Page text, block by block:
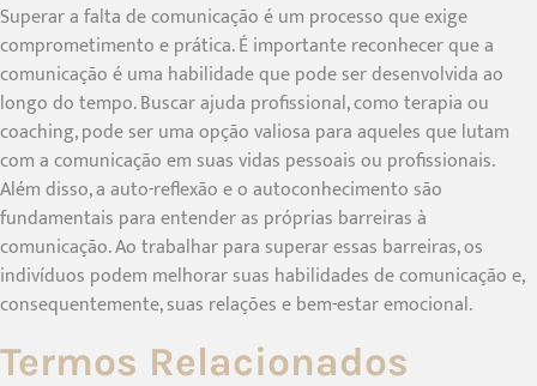
Superar a falta de comunicação é um processo que exige
comprometimento e prática. É importante reconhecer que a
comunicação é uma habilidade que pode ser desenvolvida ao
longo do tempo. Buscar ajuda profissional, como terapia ou
coaching, pode ser uma opção valiosa para aqueles que lutam
com a comunicação em suas vidas pessoais ou profissionais.
Além disso, a auto-reflexão e o autoconhecimento são
fundamentais para entender as próprias barreiras à
comunicação. Ao trabalhar para superar essas barreiras, os
indivíduos podem melhorar suas habilidades de comunicação e,
consequentemente, suas relações e bem-estar emocional.
Termos Relacionados